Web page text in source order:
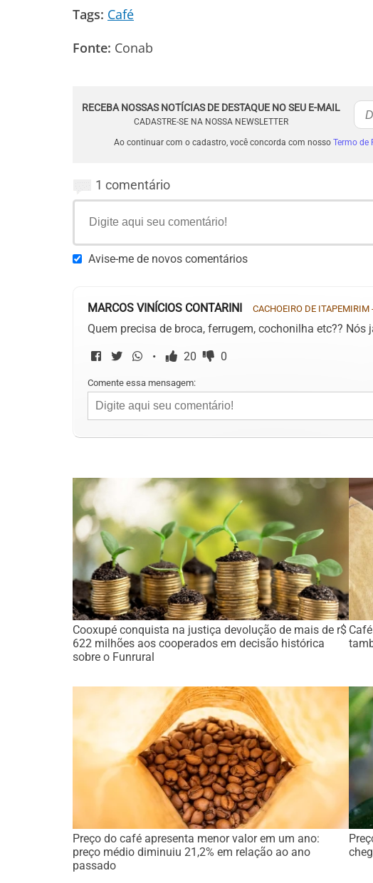
Tags: Café
Fonte: Conab
RECEBA NOSSAS NOTÍCIAS DE DESTAQUE NO SEU E-MAIL
CADASTRE-SE NA NOSSA NEWSLETTER
Ao continuar com o cadastro, você concorda com nosso Termo de
1 comentário
Avise-me de novos comentários
MARCOS VINÍCIOS CONTARINI CACHOEIRO DE ITAPEMIRIM
Quem precisa de broca, ferrugem, cochonilha etc?? Nós
• 20 0
Comente essa mensagem:
Cooxupé conquista na justiça devolução de mais de r$
622 milhões aos cooperados em decisão histórica
sobre o Funrural
Preço do café apresenta menor valor em um ano:
preço médio diminuiu 21,2% em relação ao ano
passado